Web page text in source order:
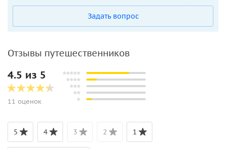
Задать вопрос
Отзывы путешественников
4.5 из 5
11 оценок
5 4 3 2 1